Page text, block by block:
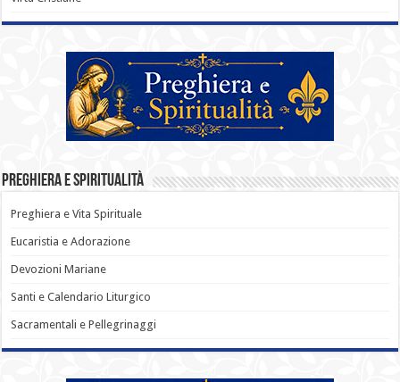
Preghiera e Spiritualità
Preghiera e Vita Spirituale
Eucaristia e Adorazione
Devozioni Mariane
Santi e Calendario Liturgico
Sacramentali e Pellegrinaggi